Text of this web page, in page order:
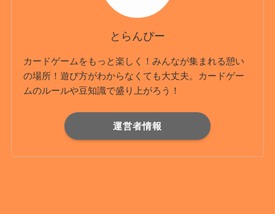
とらんぴー
カードゲームをもっと楽しく！みんなが集まれる憩い
の場所！遊び方がわからなくても大丈夫。カードゲー
ムのルールや豆知識で盛り上がろう！
運営者情報